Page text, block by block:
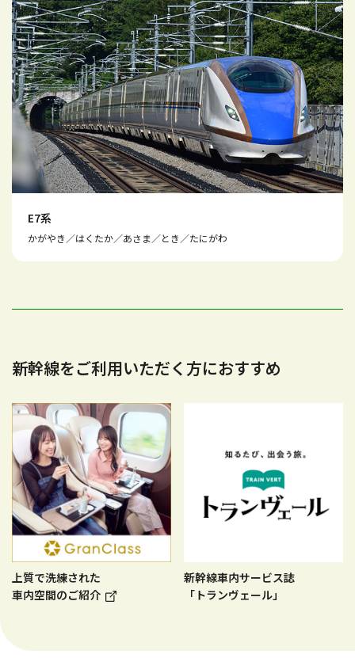
E7系
かがやき／はくたか／あさま／とき／たにがわ
新幹線をご利用いただく方におすすめ
上質で洗練された
車内空間のご紹介
新幹線車内サービス誌
「トランヴェール」